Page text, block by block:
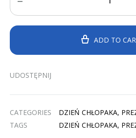
ADD TO
UDOSTĘPNIJ
CATEGORIES DZIEŃ CHŁOPAKA,
TAGS
DZIEŃ CHŁOPAKA,